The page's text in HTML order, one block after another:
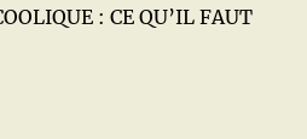
: CE QU’IL FAUT